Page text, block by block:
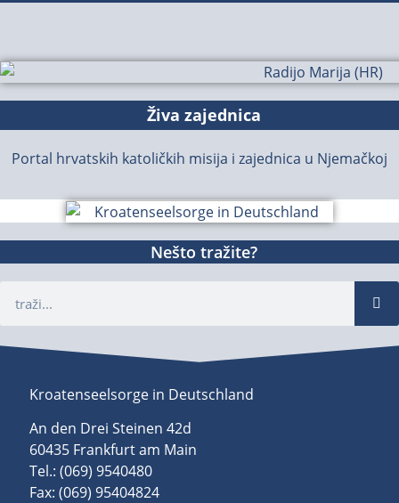
Živa zajednica
Portal hrvatskih katoličkih misija i zajednica u Njemačkoj
Nešto tražite?
Kroatenseelsorge in Deutschland
An den Drei Steinen 42d
60435 Frankfurt am Main
Tel.: (069) 9540480
Fax: (069) 95404824